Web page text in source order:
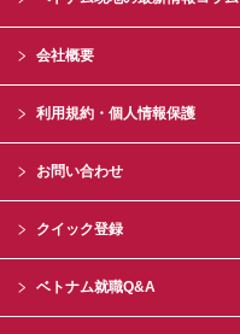
会社概要
利用規約・個人情報保護
お問い合わせ
クイック登録
ベトナム就職Q&A